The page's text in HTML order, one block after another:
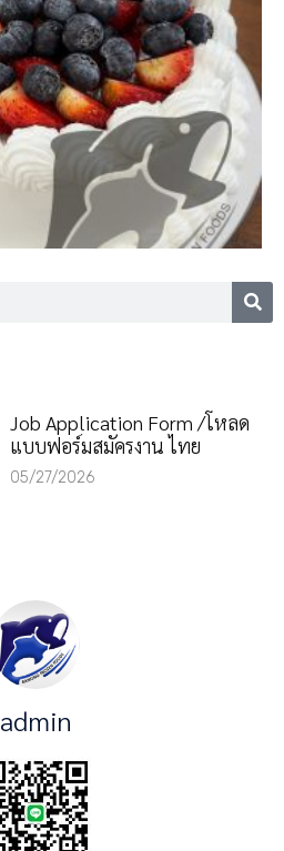
Job Application Form /โหลด
แบบฟอร์มสมัครงาน ไทย
05/27/2026
admin